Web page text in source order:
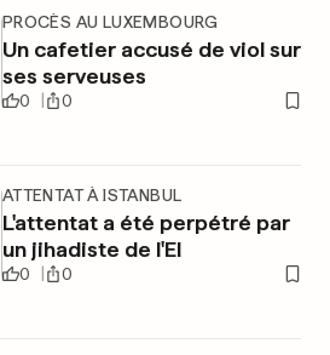
PROCÈS AU LUXEMBOURG
Un cafetier accusé de viol sur
ses serveuses
0 0
ATTENTAT À ISTANBUL
L'attentat a été perpétré par
un jihadiste de l'EI
0 0